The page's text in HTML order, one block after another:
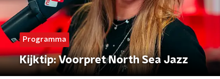
Programma
Kijktip: Voorpret North Sea Jazz